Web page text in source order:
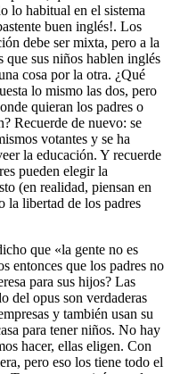
lo habitual en el sistema
buen inglés!. Los
debe ser mixta, pero a la
que sus niños hablen inglés
cosa por la otra. ¿Qué
lo mismo las dos, pero
quieran los padres o
Recuerde de nuevo: se
votantes y se ha
la educación. Y recuerde
pueden elegir la
(en realidad, piensan en
la libertad de los padres
que «la gente no es
entonces que los padres no
para sus hijos? Las
del opus son verdaderas
y también usan su
para tener niños. No hay
hacer, ellas eligen. Con
pero eso los tiene todo el